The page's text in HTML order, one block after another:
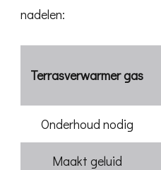
nadelen:
Terrasverwarmer gas
Onderhoud nodig
Maakt geluid